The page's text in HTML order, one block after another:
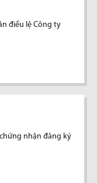
điều lệ Công ty
nhận đăng ký